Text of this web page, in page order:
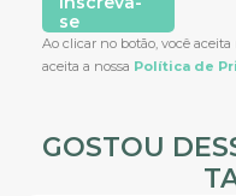
se
Ao clicar no botão, você
aceita a nossa Política de
GOSTOU